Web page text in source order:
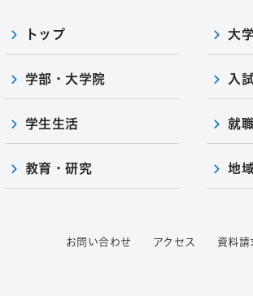
トップ 大
学部・大学院 入
学生生活 就
教育・研究 地
お問い合わせ アクセス 資料請